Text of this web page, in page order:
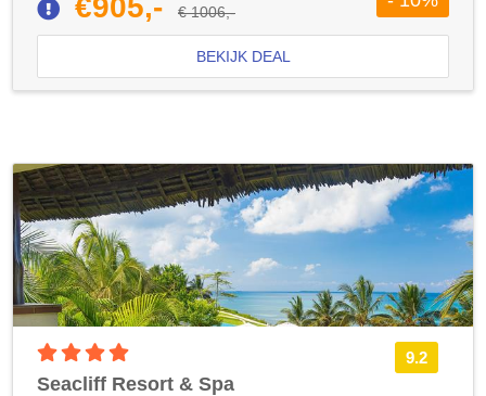
€ 1006,-
BEKIJK DEAL
9.2
Seacliff Resort & Spa